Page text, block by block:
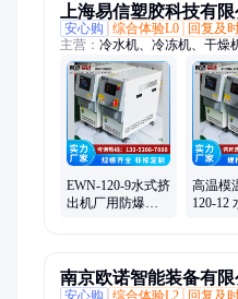
上海易信塑胶科技有限
安心购
综合体验L0 回复及
主营： 冷水机、冷冻机、干燥
湿机、恒温机、吸料机
EWN-120-9水式挤
出机厂用防爆电
高温模
120-12
南京欧诺智能装备有限
安心购
综合体验L2 回复及